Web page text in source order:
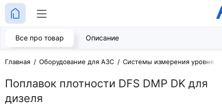
Главная Оборудование для АЗС Системы измерения уровня
Поплавок плотности DFS DMP DK для
дизеля
Все про товар Описание